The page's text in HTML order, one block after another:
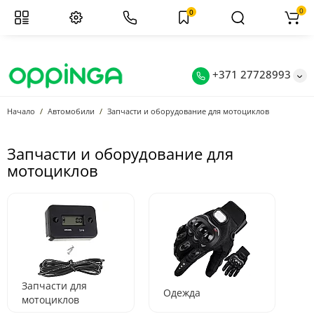
+371 27728993
0 0
Начало Автомобили Запчасти и оборудование для мотоциклов
Запчасти и оборудование для
мотоциклов
Запчасти для
мотоциклов
Одежда